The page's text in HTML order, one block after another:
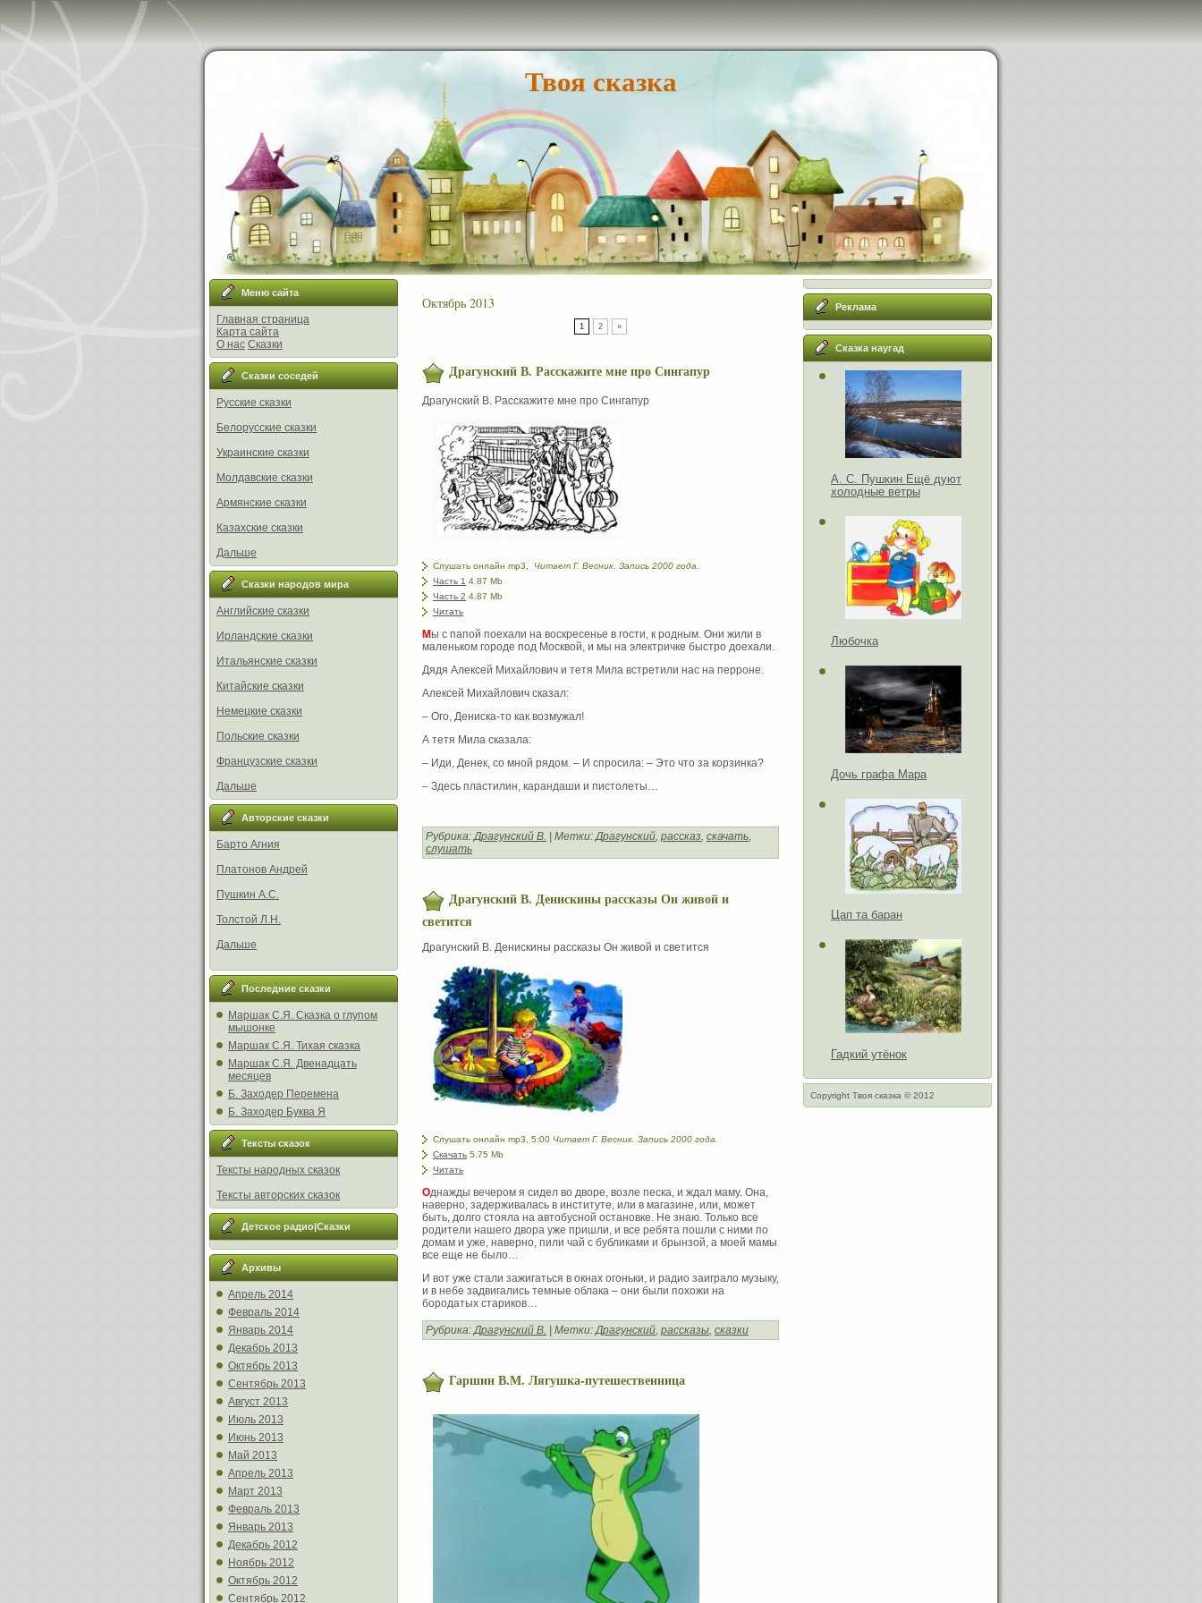
Твоя сказка
Меню сайта
Главная страница
Карта сайта
О нас Сказки
Сказки соседей
Русские сказки
Белорусские сказки
Украинские сказки
Молдавские сказки
Армянские сказки
Казахские сказки
Дальше
Сказки народов мира
Английские сказки
Ирландские сказки
Итальянские сказки
Китайские сказки
Немецкие сказки
Польские сказки
Французские сказки
Дальше
Авторские сказки
Барто Агния
Платонов Андрей
Пушкин А.С.
Толстой Л.Н.
Дальше
Последние сказки
Маршак С.Я. Сказка о глупом
мышонке
Маршак С.Я. Тихая сказка
Маршак С.Я. Двенадцать
месяцев
Б. Заходер Перемена
Б. Заходер Буква Я
Тексты сказок
Тексты народных сказок
Тексты авторских сказок
Детское радио|Сказки
Архивы
Апрель 2014
Февраль 2014
Январь 2014
Декабрь 2013
Октябрь 2013
Сентябрь 2013
Август 2013
Июль 2013
Июнь 2013
Май 2013
Апрель 2013
Март 2013
Февраль 2013
Январь 2013
Декабрь 2012
Ноябрь 2012
Октябрь 2012
Сентябрь 2012
Октябрь 2013
1 2 »
Драгунский В. Расскажите мне про Сингапур
Драгунский В. Расскажите мне про Сингапур
Слушать онлайн mp3, Читает Г. Весник. Запись 2000 года.
Часть 1 4.87 Mb
Часть 2 4.87 Mb
Читать
Мы с папой поехали на воскресенье в гости, к родным. Они жили в
маленьком городе под Москвой, и мы на электричке быстро доехали.
Дядя Алексей Михайлович и тетя Мила встретили нас на перроне.
Алексей Михайлович сказал:
– Ого, Дениска-то как возмужал!
А тетя Мила сказала:
– Иди, Денек, со мной рядом. – И спросила: – Это что за корзинка?
– Здесь пластилин, карандаши и пистолеты…
Рубрика:Драгунский В. | Метки:Драгунский, рассказ, скачать,
слушать
Драгунский В. Денискины рассказы Он живой и
светится
Драгунский В. Денискины рассказы Он живой и светится
Слушать онлайн mp3, 5:00 Читает Г. Весник. Запись 2000 года.
Скачать 5.75 Mb
Читать
Однажды вечером я сидел во дворе, возле песка, и ждал маму. Она,
наверно, задерживалась в институте, или в магазине, или, может
быть, долго стояла на автобусной остановке. Не знаю. Только все
родители нашего двора уже пришли, и все ребята пошли с ними по
домам и уже, наверно, пили чай с бубликами и брынзой, а моей мамы
все еще не было…
И вот уже стали зажигаться в окнах огоньки, и радио заиграло музыку,
и в небе задвигались темные облака – они были похожи на
бородатых стариков…
Рубрика:Драгунский В. | Метки:Драгунский, рассказы, сказки
Гаршин В.М. Лягушка-путешественница
Реклама
Сказка наугад
А. С. Пушкин Ещё дуют
холодные ветры
Любочка
Дочь графа Мара
Цап та баран
Гадкий утёнок
Copyright Твоя сказка © 2012